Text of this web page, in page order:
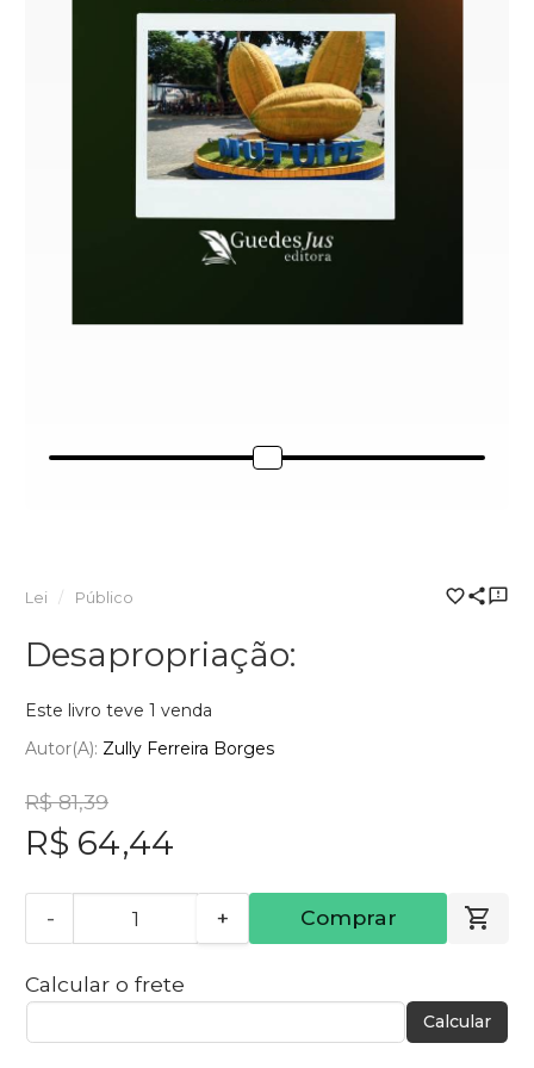
Lei Público
Desapropriação:
Este livro teve 1 venda
Autor(a): Zully Ferreira Borges
R$ 81,39
R$ 64,44
- + Comprar
Calcular o frete
Calcular